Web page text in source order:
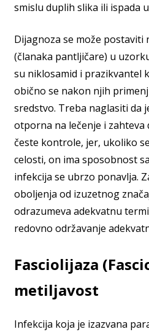
smislu duplih slika ili ispada
Dijagnoza se može postaviti
(članaka pantljičare) u
su niklosamid i prazikvantel
obično se nakon njih
sredstvo. Treba naglasiti da
otporna na lečenje i
česte kontrole, jer, ukoliko
celosti, on ima sposobnost
infekcija se ubrzo ponavlja.
oboljenja od izuzetnog
odrazumeva adekvatnu
redovno održavanje
Fasciolijaza
metiljavost
Infekcija koja je izazvana